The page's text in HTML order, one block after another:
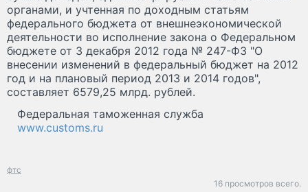
органами, и учтенная по доходным статьям
федерального бюджета от внешнеэкономической
деятельности во исполнение закона о Федеральном
бюджете от 3 декабря 2012 года № 247-ФЗ "О
внесении изменений в федеральный бюджет на 2012
год и на плановый период 2013 и 2014 годов",
составляет 6579,25 млрд. рублей.
Федеральная таможенная служба
www.customs.ru
фтс
16 просмотров всего.